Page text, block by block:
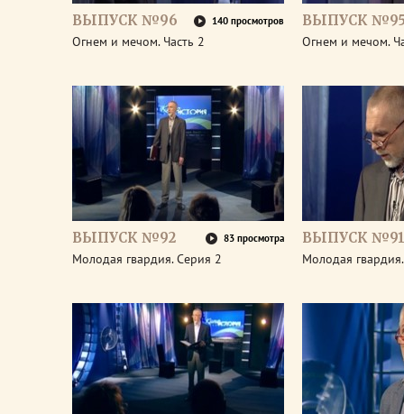
ВЫПУСК №96 140 просмотров
Огнем и мечом. Часть 2
ВЫПУСК
Огнем и мечом.
ВЫПУСК №92 83 просмотра
Молодая гвардия. Серия 2
ВЫПУСК №91
Молодая